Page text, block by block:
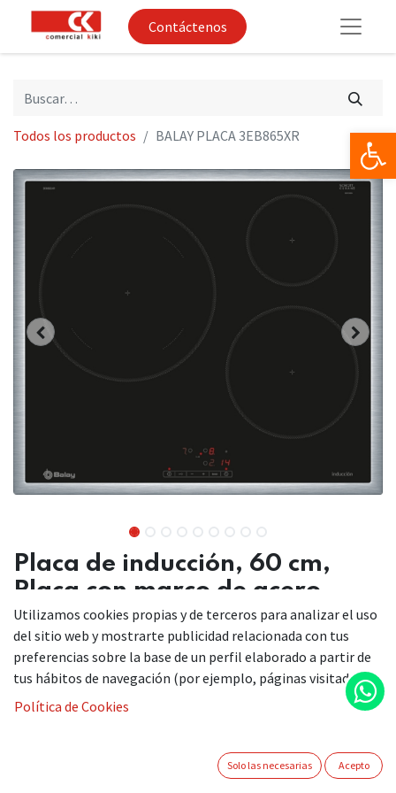
Contáctenos
Todos los productos BALAY PLACA 3EB865XR
Placa de inducción, 60 cm,
Placa con marco de acero
inoxidable
3EB865XR
o
Una placa con las prestaciones necesarias y las ventajas de la
La rapidez y la limpieza en la cocina tienen un nombre:
Utilizamos cookies propias y de terceros para analizar el uso
del sitio web y mostrarte publicidad relacionada con tus
preferencias sobre la base de un perfil elaborado a partir de
tus hábitos de navegación (por ejemplo, páginas visitadas).
Política de Cookies
Solo las necesarias Acepto